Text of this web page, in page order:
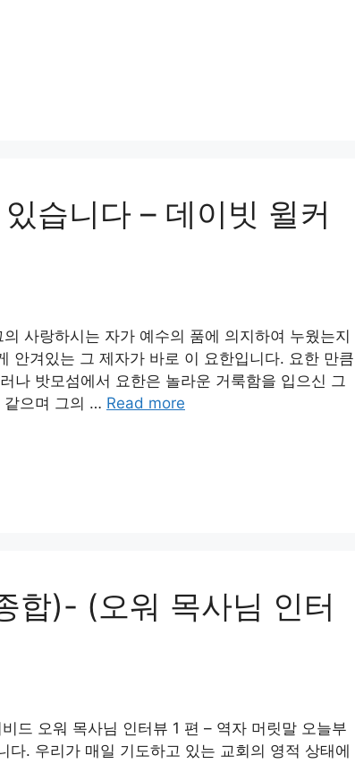
습니다 – 데이빗 윌커
사랑하시는 자가 예수의 품에 의지하여 누웠는지
안겨있는 그 제자가 바로 이 요한입니다. 요한 만큼
나 밧모섬에서 요한은 놀라운 거룩함을 입으신 그
같으며 그의 … Read more
합)- (오워 목사님 인터
드 오워 목사님 인터뷰 1 편 – 역자 머릿말 오늘부
. 우리가 매일 기도하고 있는 교회의 영적 상태에